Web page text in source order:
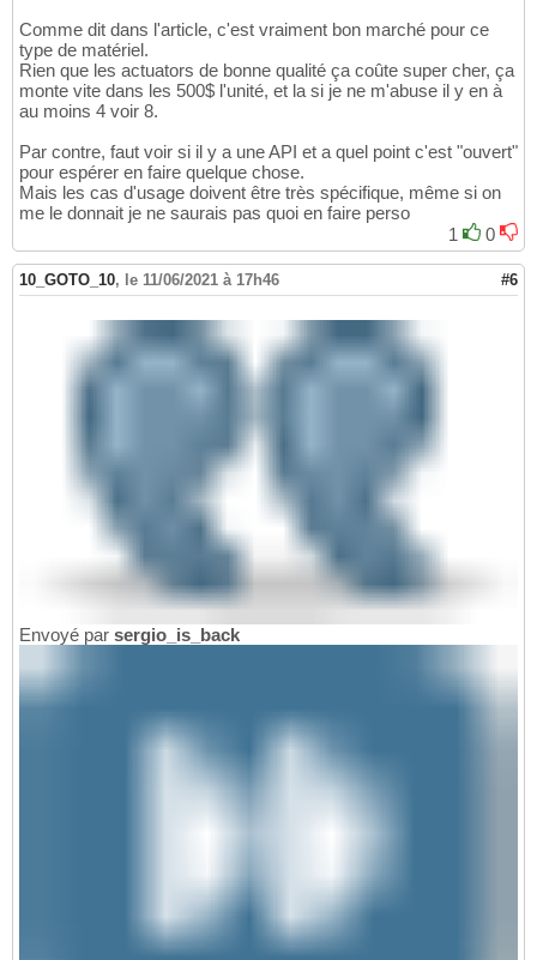
Comme dit dans l'article, c'est vraiment bon marché pour ce
type de matériel.
Rien que les actuators de bonne qualité ça coûte super cher, ça
monte vite dans les 500$ l'unité, et la si je ne m'abuse il y en à
au moins 4 voir 8.
Par contre, faut voir si il y a une API et a quel point c'est "ouvert"
pour espérer en faire quelque chose.
Mais les cas d'usage doivent être très spécifique, même si on
me le donnait je ne saurais pas quoi en faire perso
1
0
10_GOTO_10, le 11/06/2021 à 17h46 #6
Envoyé par sergio_is_back